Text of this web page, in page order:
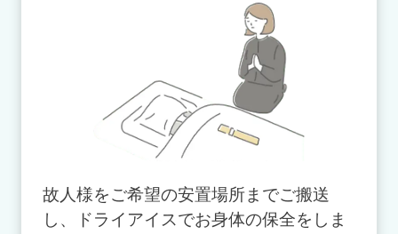
故人様をご希望の安置場所までご搬送
し、ドライアイスでお身体の保全をしま